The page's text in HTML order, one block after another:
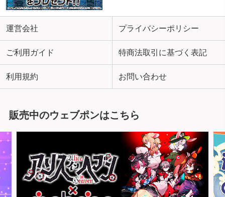
運営会社 プライバシーポリシー
ご利用ガイド 特商法取引に基づく表記
利用規約 お問い合わせ
販売中のウェブポンはこちら